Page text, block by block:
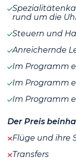
rund um die
Steuern und
Anreichernde
Im Programm
Im Programm
Im Programm
Der Preis
Flüge und ihre
Transfers